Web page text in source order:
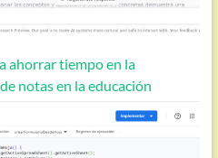
ahorrar tiempo en la
notas en la educación